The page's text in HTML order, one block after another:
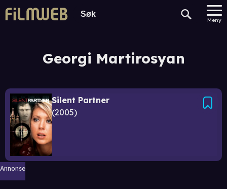
Meny
Georgi Martirosyan
Silent Partner
2005
Annonse